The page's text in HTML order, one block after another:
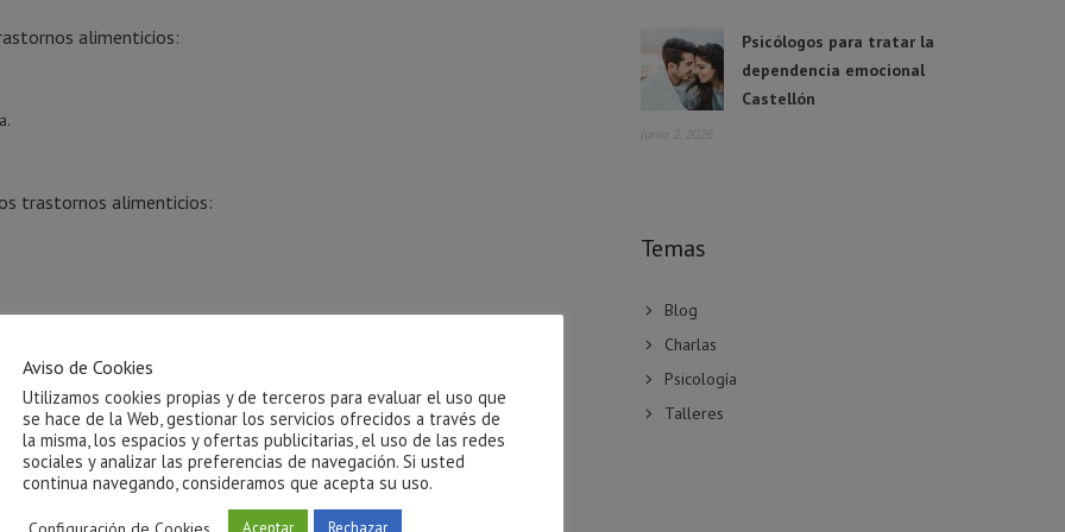
alimenticios:
trastornos alimenticios:
alimenticios:
valor añadido a obtener un “cuerpo perfecto”
mujeres y hombres con ciertos pesos y figuras
apariencia física y no a sus cualidades y virtudes internas
Psicólogos para tratar la
dependencia emocional
Castellón
junio 2, 2026
Temas
Blog
Charlas
Psicología
Talleres
Aviso de Cookies
Utilizamos cookies propias y de terceros para evaluar el uso que
se hace de la Web, gestionar los servicios ofrecidos a través de
la misma, los espacios y ofertas publicitarias, el uso de las redes
sociales y analizar las preferencias de navegación. Si usted
continua navegando, consideramos que acepta su uso.
Aceptar Rechazar